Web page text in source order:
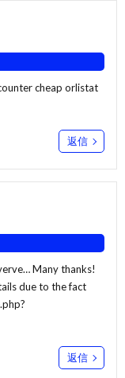
cheap orlistat
返信
Many thanks!
due to the fact
返信